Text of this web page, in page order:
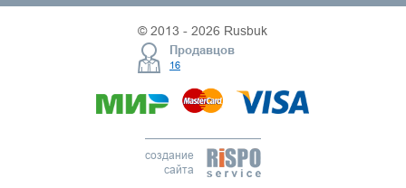
© 2013 - 2026 Rusbuk
Продавцов
16
создание
сайта